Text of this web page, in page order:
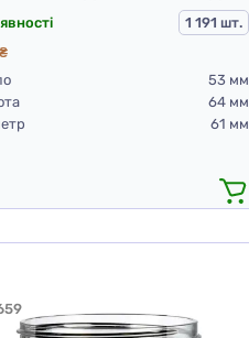
1 191 шт.
₴
53 мм
64 мм
61 мм